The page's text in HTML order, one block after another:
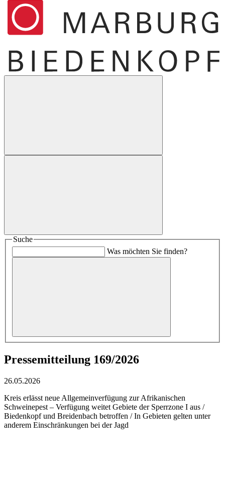
Suche
Was möchten Sie finden?
Pressemitteilung 169/2026
26.05.2026
Kreis erlässt neue Allgemeinverfügung zur Afrikanischen
Schweinepest – Verfügung weitet Gebiete der Sperrzone I aus /
Biedenkopf und Breidenbach betroffen / In Gebieten gelten unter
anderem Einschränkungen bei der Jagd